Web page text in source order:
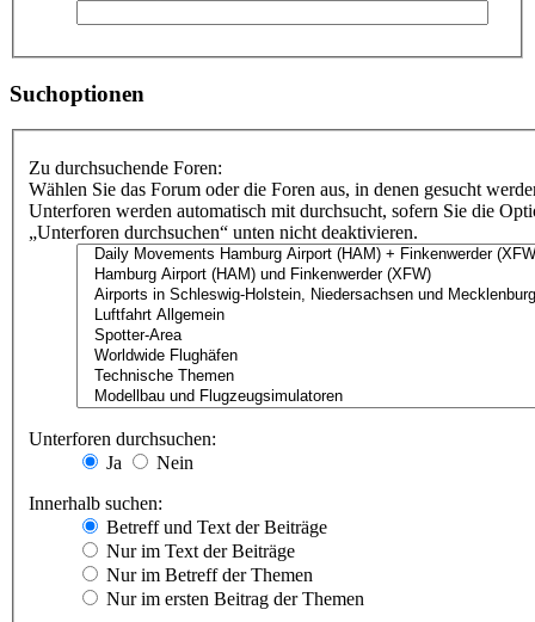
Suchoptionen
Zu durchsuchende Foren:
Wählen Sie das Forum oder die Foren aus, in denen gesucht
Unterforen werden automatisch mit durchsucht, sofern Sie die
„Unterforen durchsuchen“ unten nicht deaktivieren.
Unterforen durchsuchen:
Ja
Nein
Innerhalb suchen:
Betreff und Text der Beiträge
Nur im Text der Beiträge
Nur im Betreff der Themen
Nur im ersten Beitrag der Themen